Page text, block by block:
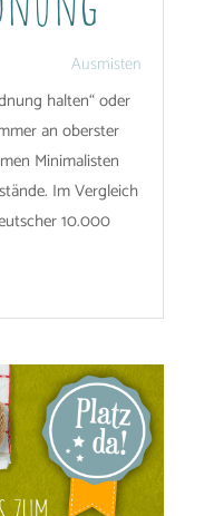
Ausmisten
halten“ oder
an oberster
Minimalisten
Im Vergleich
10.000